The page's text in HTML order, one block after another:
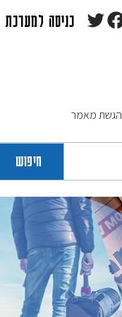
חיפוש
כניסה למערכת
הגשת מאמר